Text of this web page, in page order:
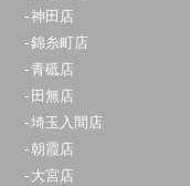
0120-826-609
大和店
10:00～19:00
神田店
錦糸町店
青砥店
田無店
埼玉入間店
朝霞店
大宮店